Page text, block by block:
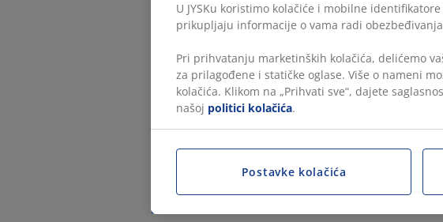
U JYSKu koristimo kolačiće i mobilne
prikupljaju informacije o vama radi
Pri prihvatanju marketinških kolačića, delićemo
za prilagođene i statičke oglase. Više o nameni
kolačića. Klikom na „Prihvati sve“, dajete
našoj politici kolačića.
Postavke kolačića